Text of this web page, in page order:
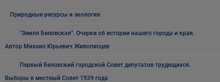
Природные ресурсы и экология
"Земля Беловская". Очерки об истории нашего города и края.
Автор Михаил Юрьевич Живописцев
Первый Беловский городской Совет депутатов трудящихся.
Выборы в местный Совет 1939 года